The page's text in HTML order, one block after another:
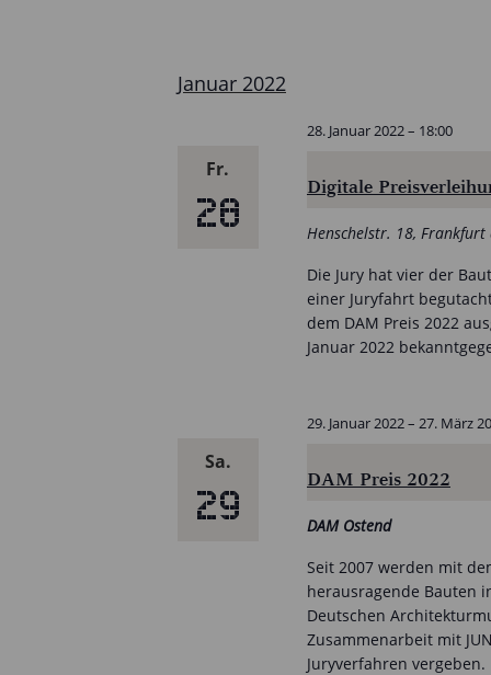
Januar 2022
Fr.
28
Digitale
28. Januar 2022 – 18:00
Henschelstr. 18, Frankfurt
Die Jury hat vier der
einer Juryfahrt
dem DAM Preis 2022
Januar 2022
Sa.
29
DAM Preis 2022
29. Januar 2022– 27. März
DAM Ostend
Seit 2007 werden mit
herausragende Bauten
Deutschen
Zusammenarbeit mit
Juryverfahren vergeben.